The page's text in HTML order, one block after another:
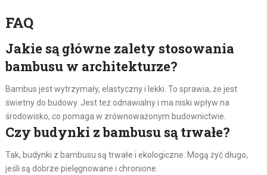
FAQ
Jakie są główne zalety stosowania
bambusu w architekturze?
Bambus jest wytrzymały, elastyczny i lekki. To sprawia, że jest
świetny do budowy. Jest też odnawialny i ma niski wpływ na
środowisko, co pomaga w zrównoważonym budownictwie.
Czy budynki z bambusu są trwałe?
Tak, budynki z bambusu są trwałe i ekologiczne. Mogą żyć długo,
jeśli są dobrze pielęgnowane i chronione.